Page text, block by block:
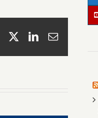
FacebookLinkedIn
Email